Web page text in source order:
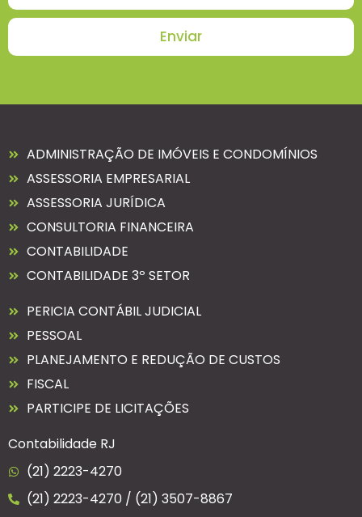
Enviar
ADMINISTRAÇÃO DE IMÓVEIS E CONDOMÍNIOS
ASSESSORIA EMPRESARIAL
ASSESSORIA JURÍDICA
CONSULTORIA FINANCEIRA
CONTABILIDADE
CONTABILIDADE 3º SETOR
PERICIA CONTÁBIL JUDICIAL
PESSOAL
PLANEJAMENTO E REDUÇÃO DE CUSTOS
FISCAL
PARTICIPE DE LICITAÇÕES
Contabilidade RJ
(21) 2223-4270
(21) 2223-4270 / (21) 3507-8867